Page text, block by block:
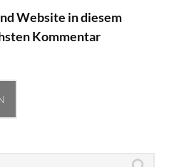
Website in diesem
Kommentar